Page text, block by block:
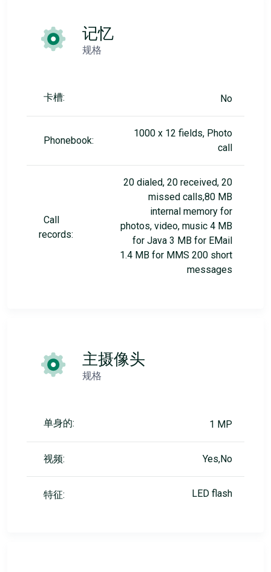
记忆
规格
卡槽: No
Phonebook:
1000 x 12 fields, Photo
call
Call
records:
20 dialed, 20 received, 20
missed calls,80 MB
internal memory for
photos, video, music 4 MB
for Java 3 MB for EMail
1.4 MB for MMS 200 short
messages
主摄像头
规格
单身的: 1 MP
视频: Yes,No
特征: LED flash